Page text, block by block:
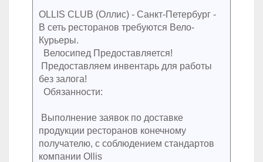
OLLIS CLUB (Оллис) - Санкт-Петербург -
В сеть ресторанов требуются Вело-
Курьеры.
Велосипед Предоставляется!
Предоставляем инвентарь для работы
без залога!
Обязанности:
Выполнение заявок по доставке
продукции ресторанов конечному
получателю, с соблюдением стандартов
компании Ollis